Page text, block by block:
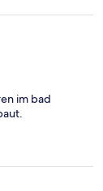
im bad